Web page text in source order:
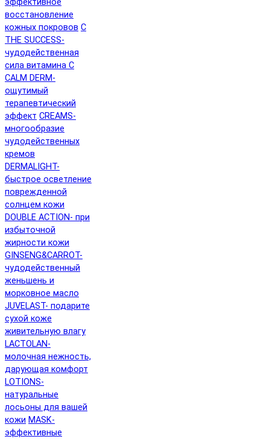
восстановление
кожных покровов C
THE SUCCESS-
чудодейственная
сила витамина C
CALM DERM-
ощутимый
терапевтический
эффект CREAMS-
многообразие
чудодейственных
кремов
DERMALIGHT-
быстрое осветление
поврежденной
солнцем кожи
DOUBLE ACTION- при
избыточной
жирности кожи
GINSENG&CARROT-
чудодейственный
женьшень и
морковное масло
JUVELAST- подарите
сухой коже
живительную влагу
LACTOLAN-
молочная нежность,
дарующая комфорт
LOTIONS-
натуральные
лосьоны для вашей
кожи MASK-
эффективные